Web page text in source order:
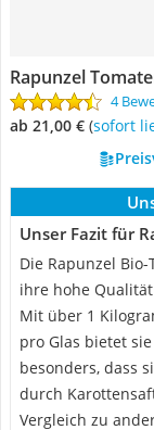
Rapunzel
4
ab 21,00 € ( Sofort
Unser Fazit für
Die Rapunzel
ihre hohe
Mit über 1
pro Glas bietet
besonders, dass
durch
Vergleich zu